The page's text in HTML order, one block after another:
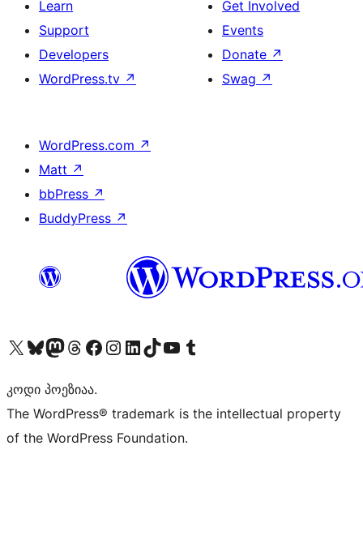
Learn
Support
Developers
WordPress.tv ↗
Get Involved
Events
Donate ↗
Swag ↗
WordPress.com ↗
Matt ↗
bbPress ↗
BuddyPress ↗
Visit our X (formerly Twitter) account
Visit our Bluesky account
Visit our Mastodon account
Visit our Threads account
Visit our Facebook page
Visit our Instagram account
Visit our LinkedIn account
Visit our TikTok account
Visit our YouTube channel
Visit our Tumblr account
კოდი პოეზიაა.
The WordPress® trademark is the intellectual property
of the WordPress Foundation.